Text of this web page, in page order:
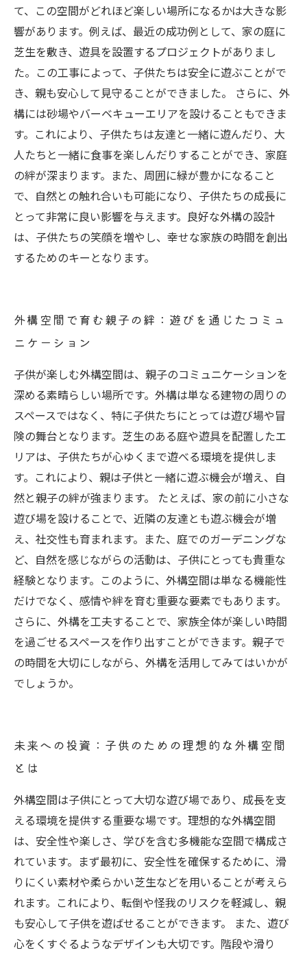
て、この空間がどれほど楽しい場所になるかは大きな影
響があります。例えば、最近の成功例として、家の庭に
芝生を敷き、遊具を設置するプロジェクトがありまし
た。この工事によって、子供たちは安全に遊ぶことがで
き、親も安心して見守ることができました。 さらに、外
構には砂場やバーベキューエリアを設けることもできま
す。これにより、子供たちは友達と一緒に遊んだり、大
人たちと一緒に食事を楽しんだりすることができ、家庭
の絆が深まります。また、周囲に緑が豊かになること
で、自然との触れ合いも可能になり、子供たちの成長に
とって非常に良い影響を与えます。良好な外構の設計
は、子供たちの笑顔を増やし、幸せな家族の時間を創出
するためのキーとなります。
外構空間で育む親子の絆：遊びを通じたコミュ
ニケーション
子供が楽しむ外構空間は、親子のコミュニケーションを
深める素晴らしい場所です。外構は単なる建物の周りの
スペースではなく、特に子供たちにとっては遊び場や冒
険の舞台となります。芝生のある庭や遊具を配置したエ
リアは、子供たちが心ゆくまで遊べる環境を提供しま
す。これにより、親は子供と一緒に遊ぶ機会が増え、自
然と親子の絆が強まります。 たとえば、家の前に小さな
遊び場を設けることで、近隣の友達とも遊ぶ機会が増
え、社交性も育まれます。また、庭でのガーデニングな
ど、自然を感じながらの活動は、子供にとっても貴重な
経験となります。このように、外構空間は単なる機能性
だけでなく、感情や絆を育む重要な要素でもあります。
さらに、外構を工夫することで、家族全体が楽しい時間
を過ごせるスペースを作り出すことができます。親子で
の時間を大切にしながら、外構を活用してみてはいかが
でしょうか。
未来への投資：子供のための理想的な外構空間
とは
外構空間は子供にとって大切な遊び場であり、成長を支
える環境を提供する重要な場です。理想的な外構空間
は、安全性や楽しさ、学びを含む多機能な空間で構成さ
れています。まず最初に、安全性を確保するために、滑
りにくい素材や柔らかい芝生などを用いることが考えら
れます。これにより、転倒や怪我のリスクを軽減し、親
も安心して子供を遊ばせることができます。 また、遊び
心をくすぐるようなデザインも大切です。階段や滑り